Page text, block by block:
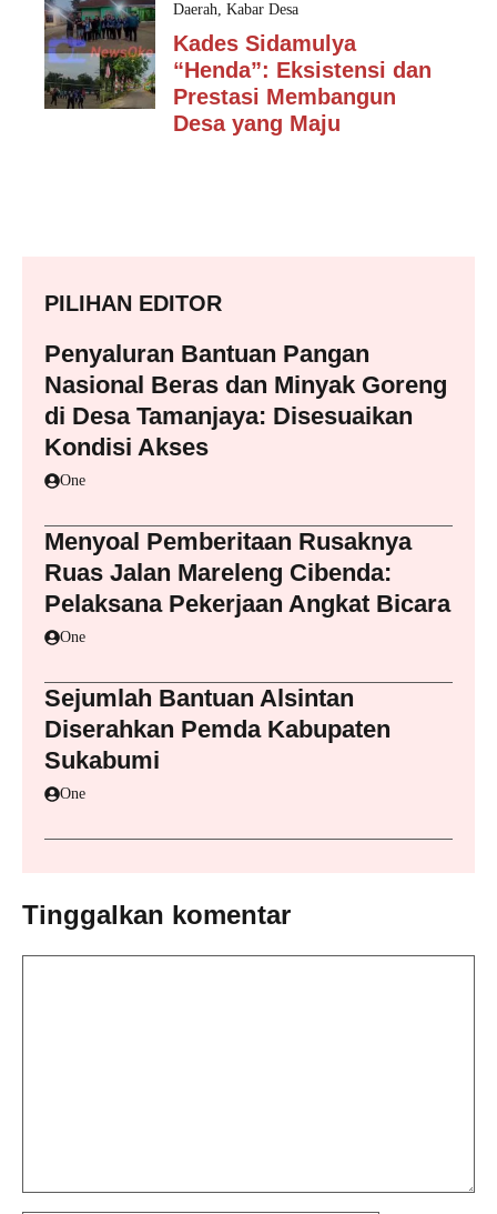
Daerah, Kabar Desa
Kades Sidamulya
“Henda”: Eksistensi dan
Prestasi Membangun
Desa yang Maju
PILIHAN EDITOR
Penyaluran Bantuan Pangan
Nasional Beras dan Minyak Goreng
di Desa Tamanjaya: Disesuaikan
Kondisi Akses
One
Menyoal Pemberitaan Rusaknya
Ruas Jalan Mareleng Cibenda:
Pelaksana Pekerjaan Angkat Bicara
One
Sejumlah Bantuan Alsintan
Diserahkan Pemda Kabupaten
Sukabumi
One
Tinggalkan komentar